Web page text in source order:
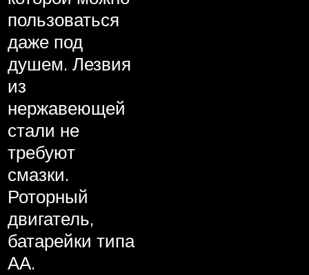
пользоваться
даже под
душем. Лезвия
из
нержавеющей
стали не
требуют
смазки.
Роторный
двигатель,
батарейки типа
АА.